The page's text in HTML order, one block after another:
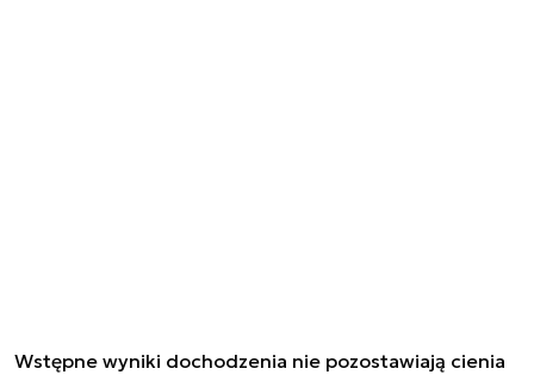
Wstępne wyniki dochodzenia nie pozostawiają cienia